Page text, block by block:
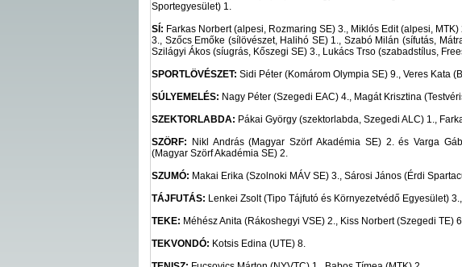
Sportegyesület) 1.
SÍ: Farkas Norbert (alpesi, Rozmaring SE) 3., Miklós Edit (alpesi,
3., Szőcs Emőke (sílövészet, Halihó SE) 1., Szabó Milán (sífutás,
Szilágyi Ákos (síugrás, Kőszegi SE) 3., Lukács Trso (szabadstílus,
SPORTLÖVÉSZET: Sidi Péter (Komárom Olympia SE) 9., Veres Kata
SÚLYEMELÉS: Nagy Péter (Szegedi EAC) 4., Magát Krisztina
SZEKTORLABDA: Pákai György (szektorlabda, Szegedi ALC) 1.,
SZÖRF:
Nikl András (Magyar Szörf Akadémia SE) 2. és Varga
(Magyar Szörf Akadémia SE) 2.
SZUMÓ: Makai Erika (Szolnoki MÁV SE) 3., Sárosi János (Érdi
TÁJFUTÁS: Lenkei Zsolt (Tipo Tájfutó és Környezetvédő Egyesület)
TEKE: Méhész Anita (Rákoshegyi VSE) 2., Kiss Norbert (Szegedi TE)
TEKVONDÓ: Kotsis Edina (UTE) 8.